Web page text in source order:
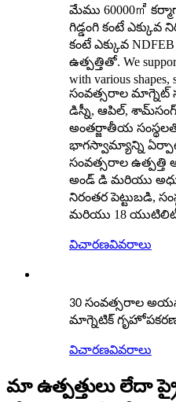
మేము 60000㎡
గిడ్డంగి కంటే ఎక్కువ
కంటే ఎక్కువ
ఉత్పత్తితో. We
with various shapes,
సంవత్సరాల మాగ్నెట్
డిస్నీ, ఆపిల్,
అంతర్జాతీయ
భాగస్వామ్యాన్ని
సంవత్సరాల ఉత్పత్తి
అండ్ డి మరియు
నిరంతర పెట్టుబడి,
మరియు 18
విచారణవివరాలు
30 సంవత్సరాల
మాగ్నెటిక్
విచారణవివరాలు
మా ఉత్పత్తులు లేదా